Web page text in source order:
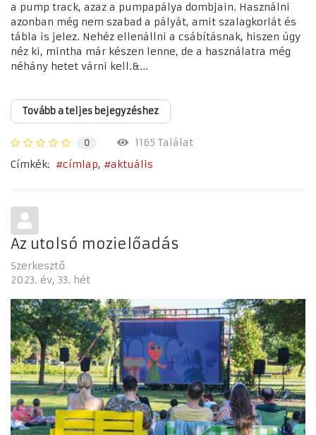
a pump track, azaz a pumpapálya dombjain. Használni
azonban még nem szabad a pályát, amit szalagkorlát és
tábla is jelez. Nehéz ellenállni a csábításnak, hiszen úgy
néz ki, mintha már készen lenne, de a használatra még
néhány hetet várni kell.&...
Tovább a teljes bejegyzéshez
0
1165 Találat
Címkék:
címlap aktuális
Az utolsó mozielőadás
Szerkesztő
2023. év 33. hét